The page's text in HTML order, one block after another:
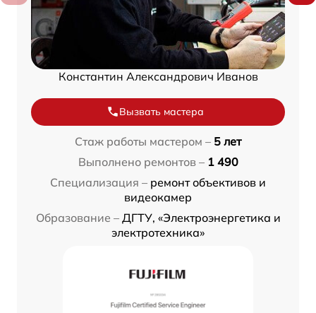
Константин Александрович Иванов
Вызвать мастера
Стаж работы мастером – 5 лет
Выполнено ремонтов – 1 490
Специализация – ремонт объективов и
видеокамер
Образование – ДГТУ, «Электроэнергетика и
электротехника»